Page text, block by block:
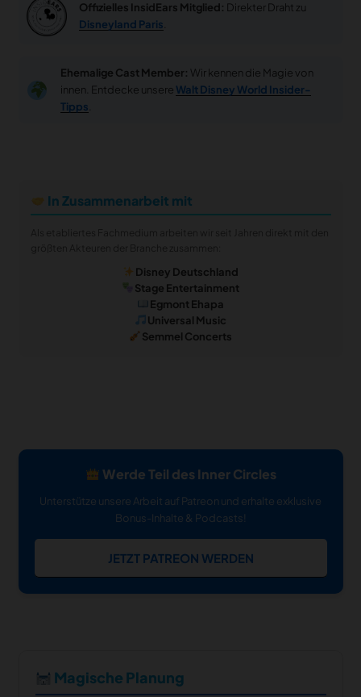
Offizielles InsidEars Mitglied: Direkter Draht zu
Disneyland Paris
Ehemalige Cast Member: Wir kennen die Magie von
innen. Entdecke unsere Walt Disney World Insider-
Tipps
In Zusammenarbeit mit
Disney Deutschland
Stage Entertainment
Egmont Ehapa
Universal Music
Semmel Concerts
Werde Teil des Inner Circles
Unterstütze unsere Arbeit auf Patreon und erhalte exklusive
Bonus-Inhalte & Podcasts!
JETZT PATREON WERDEN
Magische Planung